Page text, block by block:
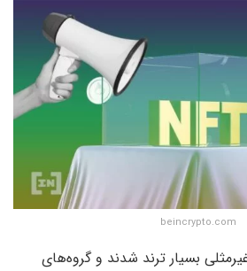
beincrypto.com
بسیار ترند شدند و گروه‌های